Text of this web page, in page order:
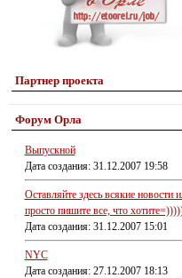
Партнер проекта
Форум Орла
Выпускной
Дата создания: 31.12.2007 19:58
Оставляйте здесь всякие новости
просто пишите все, что
Дата создания: 31.12.2007 15:01
NYC
Дата создания: 27.12.2007 18:13